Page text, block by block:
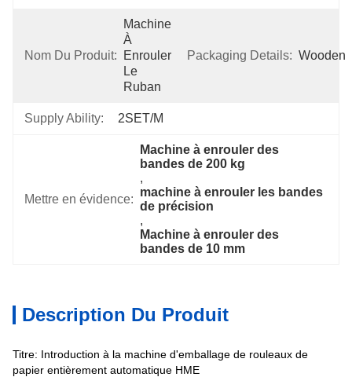
Nom Du Produit:
Machine
À
Enrouler
Le
Ruban
Packaging Details: Wooden
Supply Ability: 2SET/M
Mettre en évidence:
Machine à enrouler des
bandes de 200 kg
,
machine à enrouler les bandes
de précision
,
Machine à enrouler des
bandes de 10 mm
Description Du Produit
Titre: Introduction à la machine d'emballage de rouleaux de
papier entièrement automatique HME